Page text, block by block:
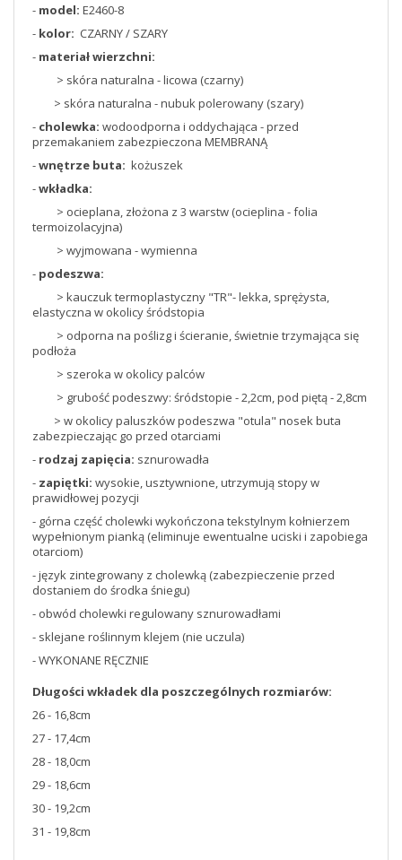
- model: E2460-8
- kolor: CZARNY / SZARY
- materiał wierzchni:
> skóra naturalna - licowa (czarny)
> skóra naturalna - nubuk polerowany (szary)
- cholewka: wodoodporna i oddychająca - przed
przemakaniem zabezpieczona MEMBRANĄ
-wnętrze buta: kożuszek
-wkładka:
> ocieplana, złożona z 3 warstw (ocieplina - folia
termoizolacyjna)
> wyjmowana - wymienna
- podeszwa:
> kauczuk termoplastyczny "TR"- lekka, sprężysta,
elastyczna w okolicy śródstopia
> odporna na poślizg i ścieranie, świetnie trzymająca się
podłoża
> szeroka w okolicy palców
> grubość podeszwy: śródstopie - 2,2cm, pod piętą - 2,8cm
> w okolicy paluszków podeszwa "otula" nosek buta
zabezpieczając go przed otarciami
- rodzaj zapięcia: sznurowadła
- zapiętki: wysokie, usztywnione, utrzymują stopy w
prawidłowej pozycji
- górna część cholewki wykończona tekstylnym kołnierzem
wypełnionym pianką (eliminuje ewentualne uciski i zapobiega
otarciom)
- język zintegrowany z cholewką (zabezpieczenie przed
dostaniem do środka śniegu)
- obwód cholewki regulowany sznurowadłami
- sklejane roślinnym klejem (nie uczula)
- WYKONANE RĘCZNIE
Długości wkładek dla poszczególnych rozmiarów:
26 - 16,8cm
27 - 17,4cm
28 - 18,0cm
29 - 18,6cm
30 - 19,2cm
31 - 19,8cm